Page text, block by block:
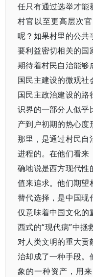
任只有通过选举才能
村官以至更高层次
呢？如果村里的公共
要利益密切相关的国
期待着村民自治能够
国民主建设的微观社
国民主政治建设的路
识界的一部分人似乎
产到户初期的热心
那里，是通过村民自
进程的。在他们看来
确地说是西方现代性
值来追求。他们期望
替代选择，是中国现
仅意味着中国文化的
西式的“现代病”中
对人类文明的重大贡
治却成了一种手段。
象的一种资产，用